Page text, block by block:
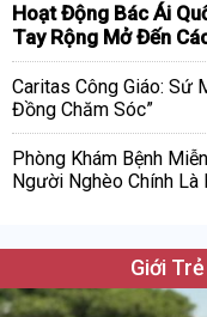
Hoạt Động Bác Ái
Tay Rộng Mở Đến
Caritas Công Giáo: Sứ
Đồng Chăm Sóc”
Phòng Khám Bệnh
Người Nghèo Chính Là
Giới